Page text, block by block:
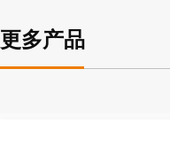
更多产品